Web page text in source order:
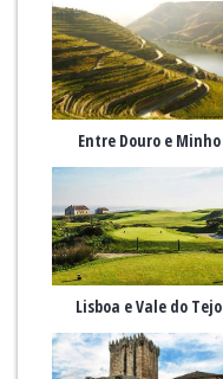
Entre Douro e Minho
Lisboa e Vale do Tejo